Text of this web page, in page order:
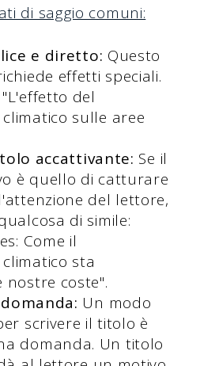
di saggio comuni:
e diretto: Questo
effetti speciali.
del
sulle aree
accattivante: Se il
è quello di catturare
del lettore,
di simile:
Come il
sta
coste".
Un modo
scrivere il titolo è
domanda. Un titolo